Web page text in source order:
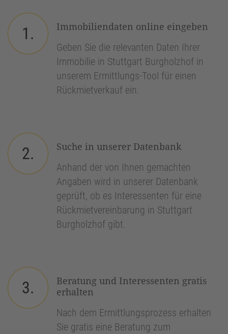
1.
Immobiliendaten online eingeben
Geben Sie die relevanten Daten Ihrer
Immobilie in Stuttgart Burgholzhof in
unserem Ermittlungs-Tool für einen
Rückmietverkauf ein.
2.
Suche in unserer Datenbank
Anhand der von Ihnen gemachten
Angaben wird in unserer Datenbank
geprüft, ob es Interessenten für eine
Rückmietvereinbarung in Stuttgart
Burgholzhof gibt.
3.
Beratung und Interessenten gratis
erhalten
Nach dem Ermittlungsprozess erhalten
Sie gratis eine Beratung zum